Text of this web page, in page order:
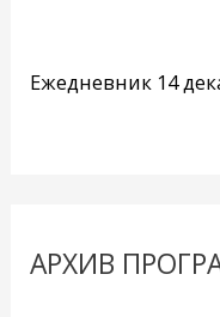
Ежедневник 14
АРХИВ